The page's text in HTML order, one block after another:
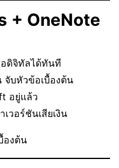
+ OneNote
อดิจิทัลได้ทันที
จับหัวข้อเบื้องต้น
อยู่แล้ว
วอร์ชันเสียเงิน
องต้น